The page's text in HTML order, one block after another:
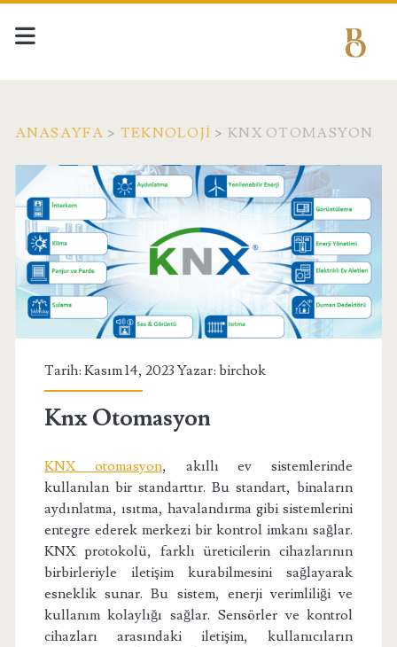
ANASAYFA > TEKNOLOJI > KNX OTOMASYON
Tarih: Kasım 14, 2023 Yazar: birchok
Knx Otomasyon
KNX otomasyon, akıllı ev sistemlerinde
kullanılan bir standarttır. Bu standart, binaların
aydınlatma, ısıtma, havalandırma gibi sistemlerini
entegre ederek merkezi bir kontrol imkanı sağlar.
KNX protokolü, farklı üreticilerin cihazlarının
birbirleriyle iletişim kurabilmesini sağlayarak
esneklik sunar. Bu sistem, enerji verimliliği ve
kullanım kolaylığı sağlar. Sensörler ve kontrol
cihazları arasındaki iletişim, kullanıcıların